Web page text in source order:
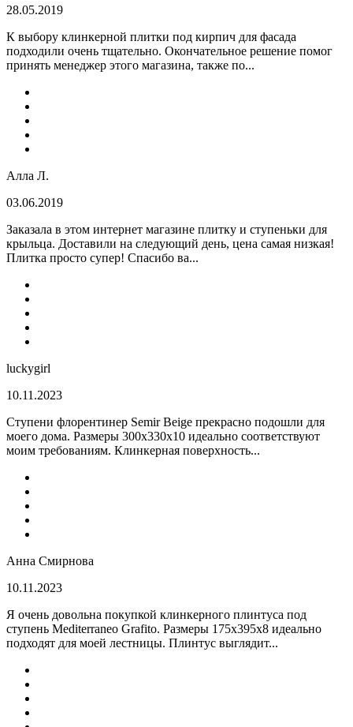
28.05.2019
К выбору клинкерной плитки под кирпич для фасада
подходили очень тщательно. Окончательное решение помог
принять менеджер этого магазина, также по...
Алла Л.
03.06.2019
Заказала в этом интернет магазине плитку и ступеньки для
крыльца. Доставили на следующий день, цена самая низкая!
Плитка просто супер! Спасибо ва...
luckygirl
10.11.2023
Ступени флорентинер Semir Beige прекрасно подошли для
моего дома. Размеры 300х330х10 идеально соответствуют
моим требованиям. Клинкерная поверхность...
Анна Смирнова
10.11.2023
Я очень довольна покупкой клинкерного плинтуса под
ступень Mediterraneo Grafito. Размеры 175х395х8 идеально
подходят для моей лестницы. Плинтус выглядит...